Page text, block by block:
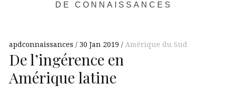
DE CONNAISSANCES
apdconnaissances 30 Jan 2019 Amérique du Sud
De l’ingérence en
Amérique latine